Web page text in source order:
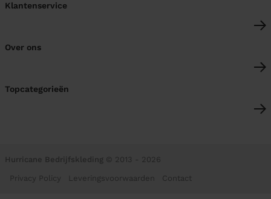
Klantenservice
Over ons
Topcategorieën
Hurricane Bedrijfskleding © 2013 - 2026
Privacy Policy Leveringsvoorwaarden Contact